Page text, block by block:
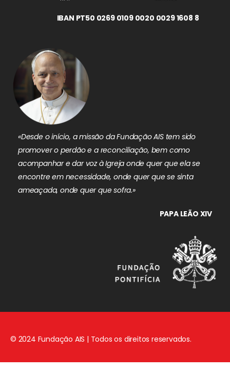
IBAN PT50 0269 0109 0020 0029 1608 8
«Desde o início, a missão da Fundação AIS tem sido
promover o perdão e a reconciliação, bem como
acompanhar e dar voz à Igreja onde quer que ela se
encontre em necessidade, onde quer que se sinta
ameaçada, onde quer que sofra.»
PAPA LEÃO XIV
© 2024 Fundação AIS | Todos os direitos reservados.